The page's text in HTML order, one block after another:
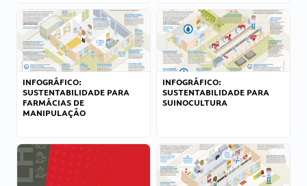
INFOGRÁFICO:
SUSTENTABILIDADE PARA
FARMÁCIAS DE
MANIPULAÇÃO
INFOGRÁFICO:
SUSTENTABILIDADE PARA
SUINOCULTURA